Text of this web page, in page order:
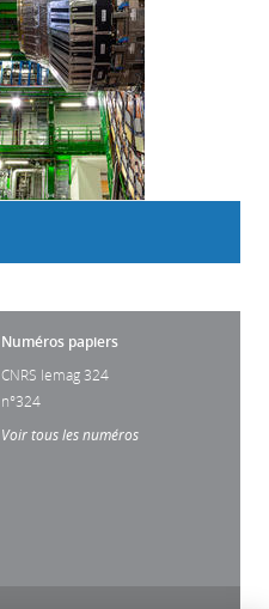
Numéros papiers
CNRS lemag 324
n°324
Voir tous les numéros